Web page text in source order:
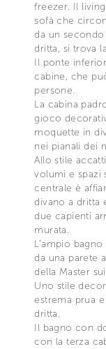
freezer. Il
sofà che
da un secondo
dritta, si trova
Il ponte
cabine, che
persone.
La cabina
gioco
moquette in
nei pianali dei
Allo stile
volumi e spazi
centrale è
divano a dritta
due capienti
murata.
L’ampio
da una parete
della Master
Uno stile
estrema prua
dritta.
Il bagno con
con la terza